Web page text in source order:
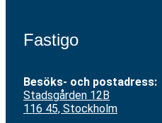
Fastigo
Besöks- och postadress:
Stadsgården 12B
116 45, Stockholm